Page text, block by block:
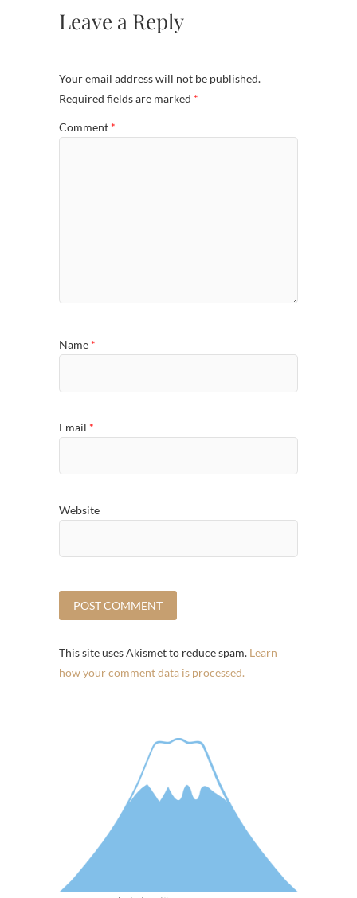
Leave a Reply
Your email address will not be published.
Required fields are marked *
Comment *
Name *
Email *
Website
This site uses Akismet to reduce spam. Learn
how your comment data is processed.